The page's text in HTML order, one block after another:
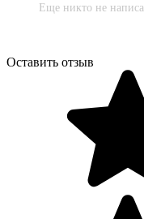
Еще никто не
Оставить отзыв